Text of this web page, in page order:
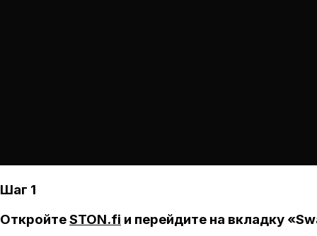
Шаг 1
ОткройтеSTON.fi и перейдите на вкладку